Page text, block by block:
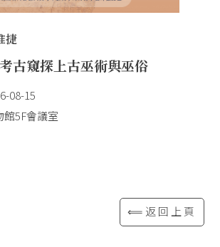
捷
古窺探上古巫術與巫俗
08-15
館5F會議室
⟸返回上頁